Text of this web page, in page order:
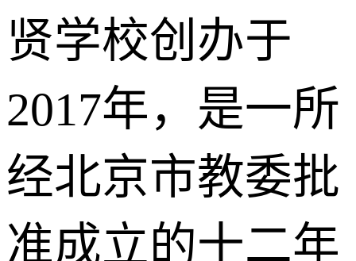
贤学校创办于
2017年，是一所
经北京市教委批
准成立的十二年